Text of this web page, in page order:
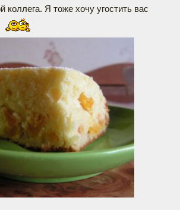
коллега. Я тоже хочу угостить вас